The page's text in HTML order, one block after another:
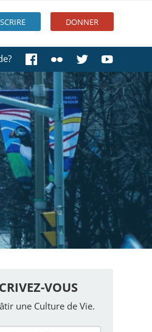
DONNER
VOUS
une Culture de Vie.